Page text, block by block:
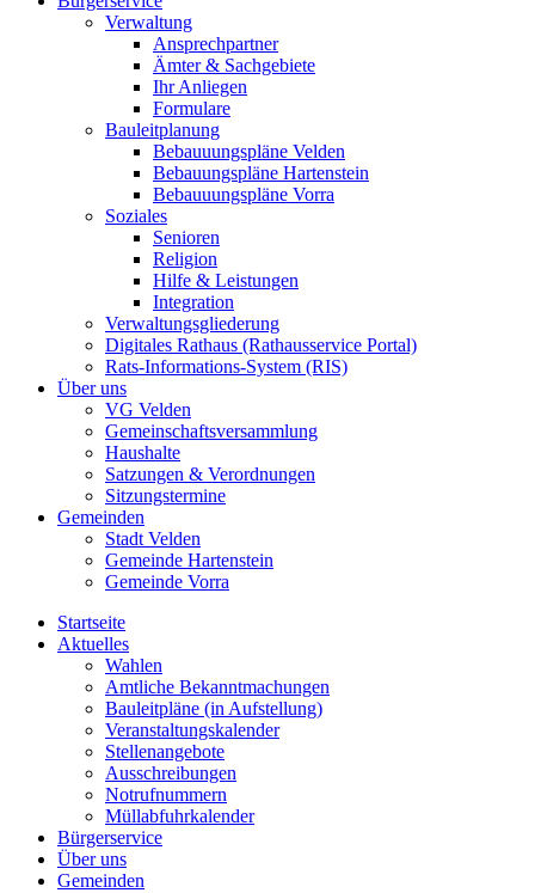
Verwaltung
Ansprechpartner
Ämter & Sachgebiete
Ihr Anliegen
Formulare
Bauleitplanung
Bebauuungspläne Velden
Bebauungspläne Hartenstein
Bebauuungspläne Vorra
Soziales
Senioren
Religion
Hilfe & Leistungen
Integration
Verwaltungsgliederung
Digitales Rathaus (Rathausservice Portal)
Rats-Informations-System (RIS)
Über uns
VG Velden
Gemeinschaftsversammlung
Haushalte
Satzungen & Verordnungen
Sitzungstermine
Gemeinden
Stadt Velden
Gemeinde Hartenstein
Gemeinde Vorra
Startseite
Aktuelles
Wahlen
Amtliche Bekanntmachungen
Bauleitpläne (in Aufstellung)
Veranstaltungskalender
Stellenangebote
Ausschreibungen
Notrufnummern
Müllabfuhrkalender
Bürgerservice
Über uns
Gemeinden